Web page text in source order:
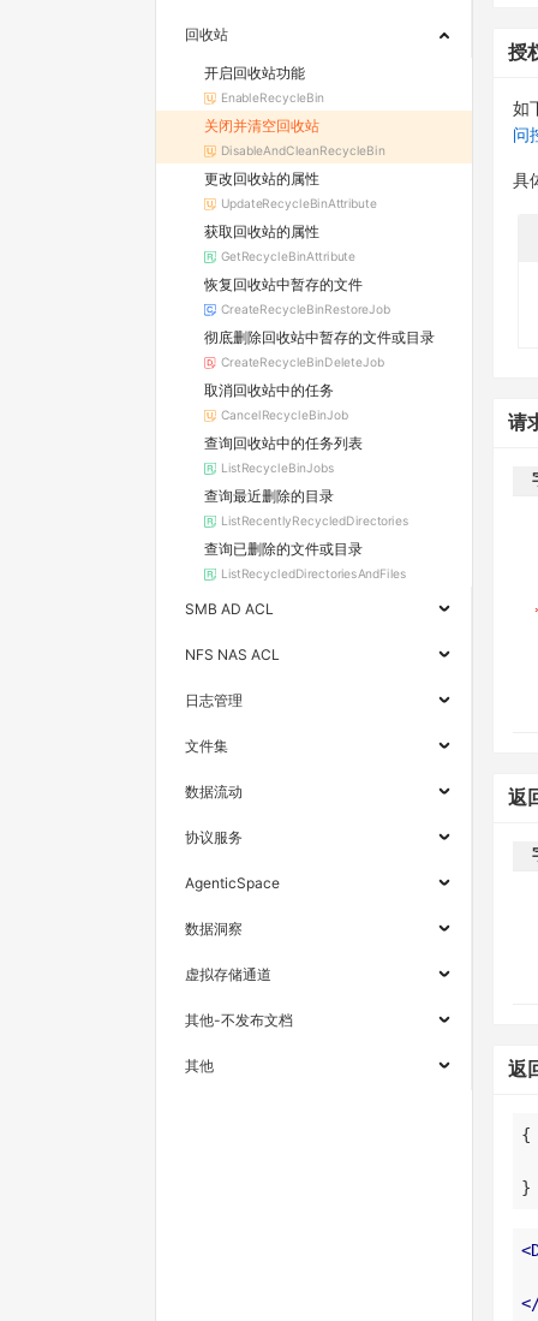
回收站
开启回收站功能
EnableRecycleBin
关闭并清空回收站
DisableAndCleanRecycleBin
更改回收站的属性
UpdateRecycleBinAttribute
获取回收站的属性
GetRecycleBinAttribute
恢复回收站中暂存的文件
CreateRecycleBinRestoreJob
彻底删除回收站中暂存的文件或目录
CreateRecycleBinDeleteJob
取消回收站中的任务
CancelRecycleBinJob
查询回收站中的任务列表
ListRecycleBinJobs
查询最近删除的目录
ListRecentlyRecycledDirectories
查询已删除的文件或目录
ListRecycledDirectoriesAndFiles
SMB AD ACL
NFS NAS ACL
日志管理
文件集
数据流动
协议服务
AgenticSpace
数据洞察
虚拟存储通道
其他-不发布文档
其他
授
如
问
具
请
返
返
}
<